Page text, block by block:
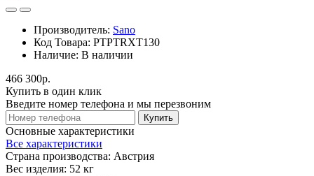
Производитель: Sano
Код Товара: PTPTRХТ130
Наличие: В наличии
466 300р.
Купить в один клик
Введите номер телефона и мы перезвоним
Купить
Основные характеристики
Все характеристики
Страна производства: Австрия
Вес изделия: 52 кг